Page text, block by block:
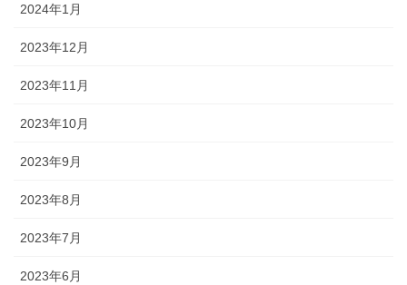
2024年1月
2023年12月
2023年11月
2023年10月
2023年9月
2023年8月
2023年7月
2023年6月